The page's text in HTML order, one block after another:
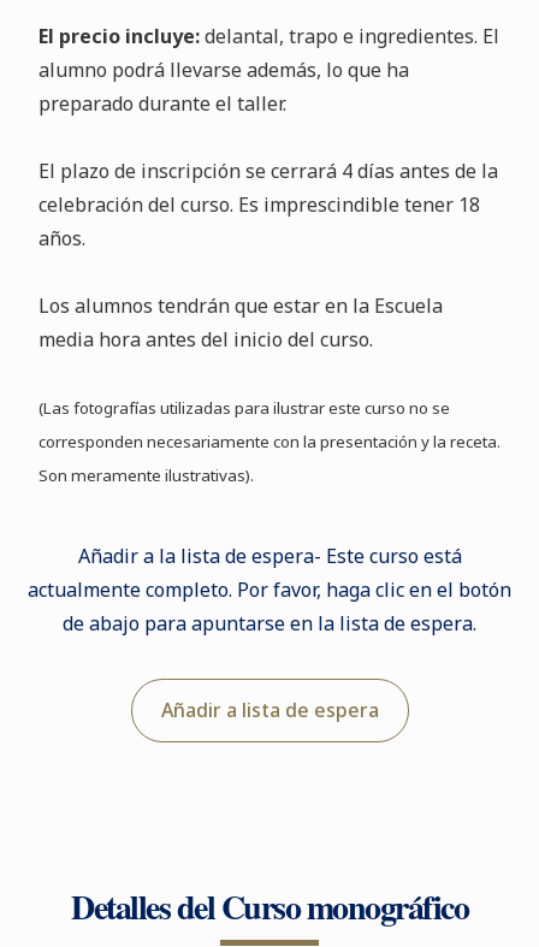
El precio incluye:delantal, trapo e ingredientes. El
alumno podrá llevarse además, lo que ha
preparado durante el taller.
El plazo de inscripción se cerrará 4 días antes de la
celebración del curso. Es imprescindible tener 18
años.
Los alumnos tendrán que estar en la Escuela
media hora antes del inicio del curso.
(Las fotografías utilizadas para ilustrar este curso no se
corresponden necesariamente con la presentación y la receta.
Son meramente ilustrativas).
Añadir a la lista de espera- Este curso está
actualmente completo. Por favor, haga clic en el botón
de abajo para apuntarse en la lista de espera.
Añadir a lista de espera
Detalles del Curso monográfico